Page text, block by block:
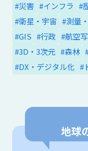
#災害 #インフラ #
#衛星・宇宙 #測量
#GIS #行政 #航空
#3D・3次元 #森林
#DX・デジタル化 #
地球